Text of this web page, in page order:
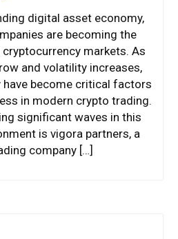
digital asset economy,
are becoming the
markets. As
and volatility increases,
have become critical factors
in modern crypto trading.
significant waves in this
is vigora partners, a
company […]